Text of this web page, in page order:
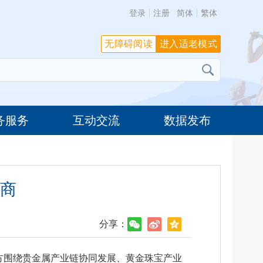
登录 注册 简体 繁体
服务 互动交流 数据发布
进入适老模式
无障碍阅读
分享：
绕贵金属产业链协同发展、黄金珠宝产业